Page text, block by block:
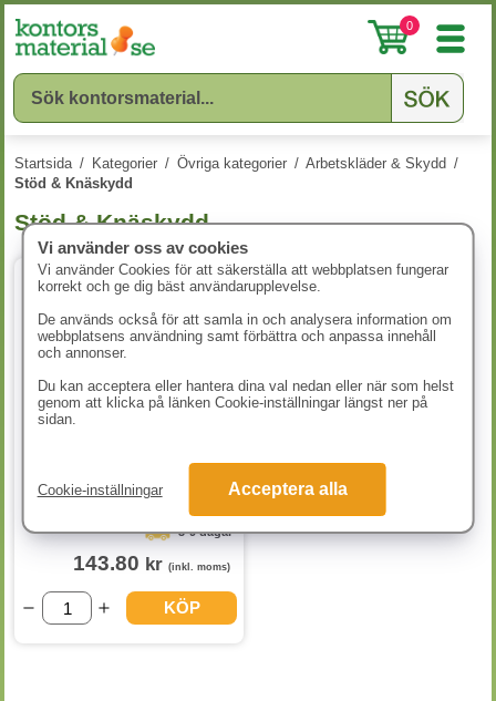
0
Startsida / Kategorier / Övriga kategorier / Arbetskläder & Skydd /
Stöd & Knäskydd
Stöd & Knäskydd
3-9 dagar
143.80 kr (inkl. moms)
KÖP
Vi använder oss av cookies
Vi använder Cookies för att säkerställa att webbplatsen fungerar
korrekt och ge dig bäst användarupplevelse.
De används också för att samla in och analysera information om
webbplatsens användning samt förbättra och anpassa innehåll
och annonser.
Du kan acceptera eller hantera dina val nedan eller när som helst
genom att klicka på länken Cookie-inställningar längst ner på
sidan.
Cookie-inställningar Acceptera alla